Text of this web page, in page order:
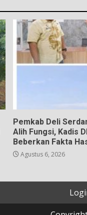
Pemkab Deli
Alih Fungsi, Kadis
Beberkan Fakta
Agustus 6, 2026